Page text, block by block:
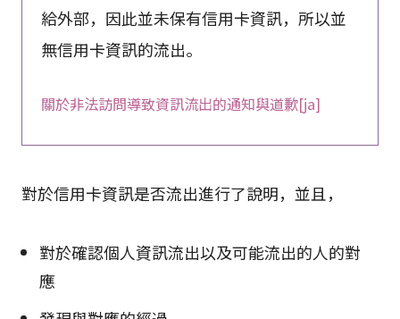
給外部，因此並未保有信用卡資訊，所以並
無信用卡資訊的流出。
關於非法訪問導致資訊流出的通知與道歉[ja]
對於信用卡資訊是否流出進行了說明，並且，
對於確認個人資訊流出以及可能流出的人的對
應